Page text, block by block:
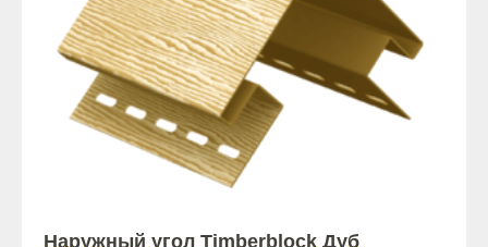
Наружный угол Timberblock Дуб